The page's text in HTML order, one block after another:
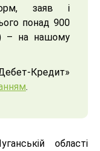
заяв і
понад 900
– на нашому
Кредит»
.
області